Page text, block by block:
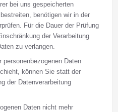
bei uns gespeicherten
benötigen wir in der
Für die Dauer der Prüfung
der Verarbeitung
zu verlangen.
personenbezogenen Daten
können Sie statt der
der Datenverarbeitung
Daten nicht mehr